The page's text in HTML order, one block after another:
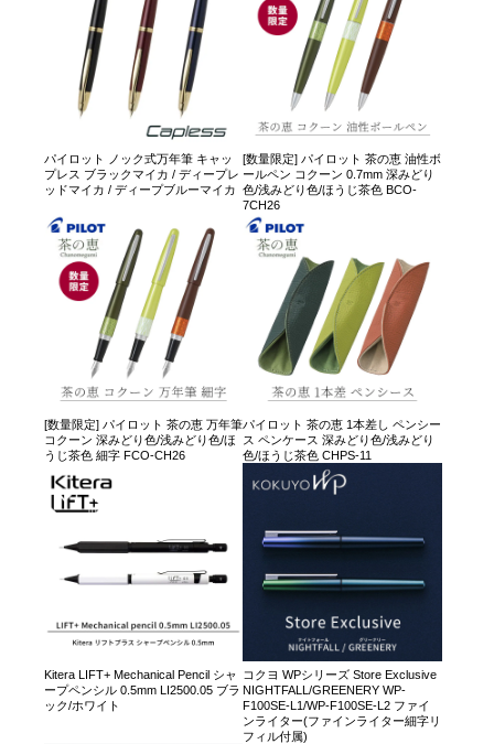
パイロット ノック式万年筆 キャッ
プレス ブラックマイカ / ディープレ
ッドマイカ / ディープブルーマイカ
[数量限定] パイロット 茶の恵 油性ボ
ールペン コクーン 0.7mm 深みどり
色/浅みどり色/ほうじ茶色 BCO-
7CH26
[数量限定] パイロット 茶の恵 万年筆
コクーン 深みどり色/浅みどり色/ほ
うじ茶色 細字 FCO-CH26
パイロット 茶の恵 1本差し ペンシー
ス ペンケース 深みどり色/浅みどり
色/ほうじ茶色 CHPS-11
Kitera LIFT+ Mechanical Pencil シャ
ープペンシル 0.5mm LI2500.05 ブラ
ック/ホワイト
コクヨ WPシリーズ Store Exclusive
NIGHTFALL/GREENERY WP-
F100SE-L1/WP-F100SE-L2 ファイ
ンライター(ファインライター細字リ
フィル付属)